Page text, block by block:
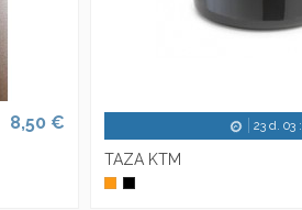
8,50 € 23d. 03:
TAZA KTM
Naranja
Negro